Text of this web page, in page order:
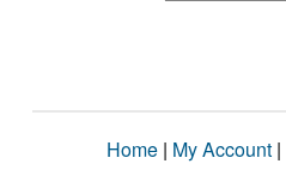
Home | My Account |